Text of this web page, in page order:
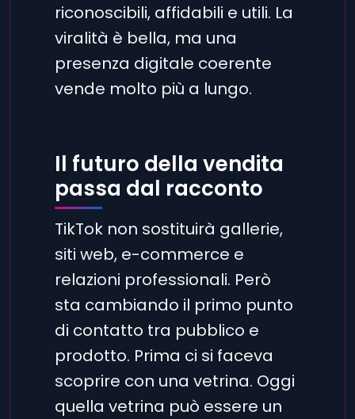
riconoscibili, affidabili e utili. La
viralità è bella, ma una
presenza digitale coerente
vende molto più a lungo.
Il futuro della vendita
passa dal racconto
TikTok non sostituirà gallerie,
siti web, e-commerce e
relazioni professionali. Però
sta cambiando il primo punto
di contatto tra pubblico e
prodotto. Prima ci si faceva
scoprire con una vetrina. Oggi
quella vetrina può essere un